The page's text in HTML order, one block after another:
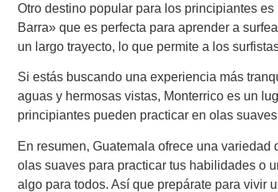
Otro destino popular para los principiantes
Barra» que es perfecta para aprender a
un largo trayecto, lo que permite a los
Si estás buscando una experiencia más
aguas y hermosas vistas, Monterrico es un
principiantes pueden practicar en olas
En resumen, Guatemala ofrece una
olas suaves para practicar tus habilidades o
algo para todos. Así que prepárate para vivir